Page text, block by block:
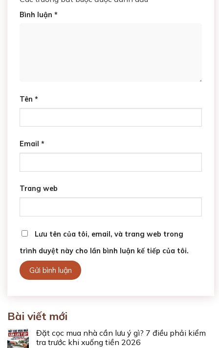
Bình luận *
Tên *
Email *
Trang web
Lưu tên của tôi, email, và trang web trong
trình duyệt này cho lần bình luận kế tiếp của tôi.
Bài viết mới
Đặt cọc mua nhà cần lưu ý gì? 7 điều phải kiểm
tra trước khi xuống tiền 2026